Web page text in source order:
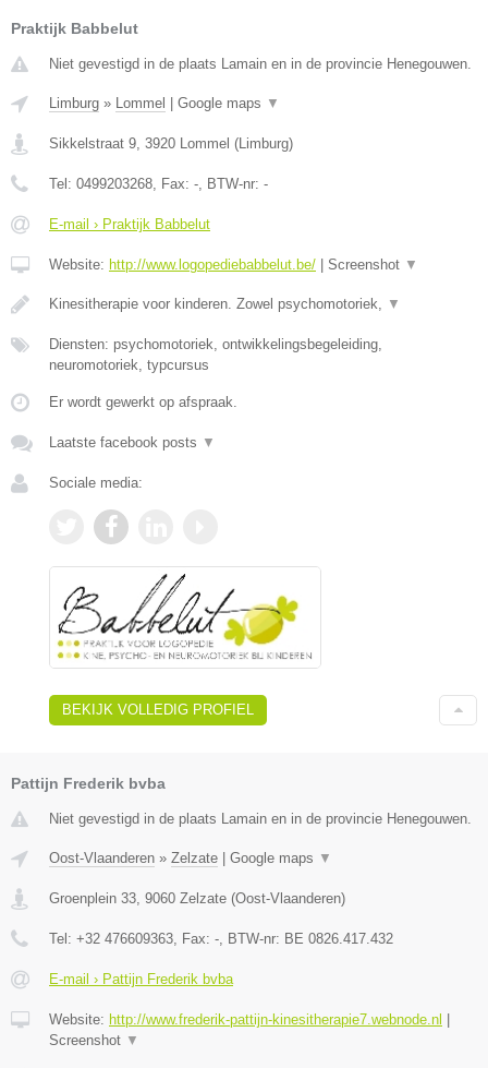
Praktijk Babbelut
Niet gevestigd in de plaats Lamain en in de provincie Henegouwen.
Limburg » Lommel Google maps ▼
Sikkelstraat 9, 3920 Lommel (Limburg)
Tel: 0499203268, Fax: -, BTW-nr: -
E-mail › Praktijk Babbelut
Website: http://www.logopediebabbelut.be/ Screenshot ▼
Kinesitherapie voor kinderen. Zowel psychomotoriek, ▼
Diensten: psychomotoriek, ontwikkelingsbegeleiding,
neuromotoriek, typcursus
Er wordt gewerkt op afspraak.
Laatste facebook posts ▼
Sociale media:
BEKIJK VOLLEDIG PROFIEL
Pattijn Frederik bvba
Niet gevestigd in de plaats Lamain en in de provincie Henegouwen.
Oost-Vlaanderen » Zelzate Google maps ▼
Groenplein 33, 9060 Zelzate (Oost-Vlaanderen)
Tel: +32 476609363, Fax: -, BTW-nr: BE 0826.417.432
E-mail › Pattijn Frederik bvba
Website: http://www.frederik-pattijn-kinesitherapie7.webnode.nl
Screenshot ▼